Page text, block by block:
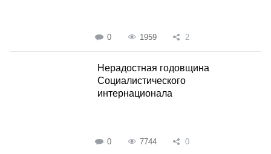
0 1959 2
Нерадостная годовщина
Социалистического
интернационала
0 7744 0